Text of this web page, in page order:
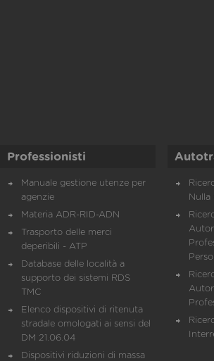
Professionisti
Manuale gestione utenze per
agenzie
Materia ADR-RID-ADN
Trasporto delle merci
deperibili - ATP
Database delle località a
supporto dei sistemi RDS
TMC
Elenco dispositivi di ritenuta
stradale omologati ai sensi del
DM 21.06.04
Dispositivi riduzioni di massa
Nulla